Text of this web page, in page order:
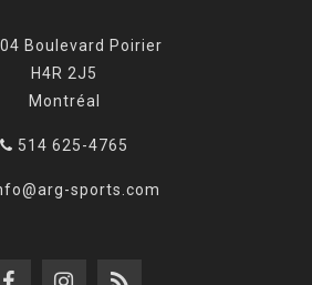
Boulevard Poirier
H4R 2J5
Montréal
514 625-4765
sports.com